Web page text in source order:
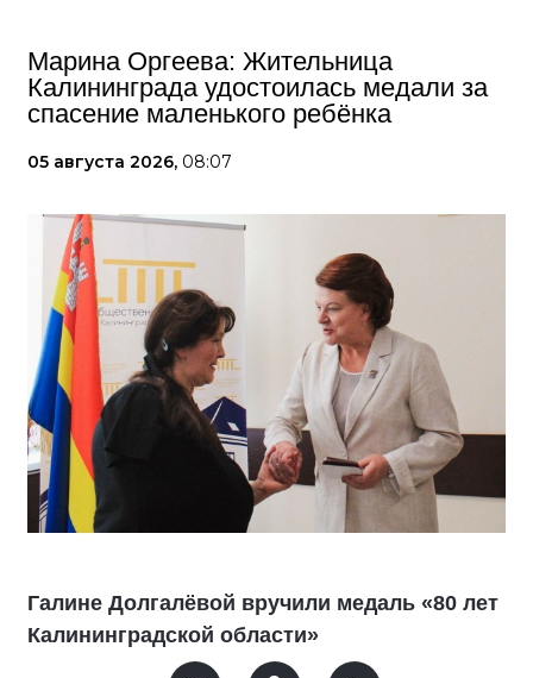
Марина Оргеева: Жительница
Калининграда удостоилась медали за
спасение маленького ребёнка
05 августа 2026, 08:07
Галине Долгалёвой вручили медаль «80 лет
Калининградской области»